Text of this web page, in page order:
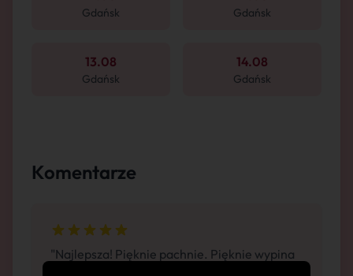
Gdańsk Gdańsk
13.08
Gdańsk
14.08
Gdańsk
Komentarze
"Najlepsza! Pięknie pachnie. Pięknie wypina